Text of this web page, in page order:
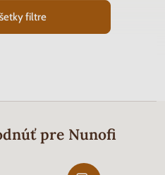
filtre
pre Nunofi